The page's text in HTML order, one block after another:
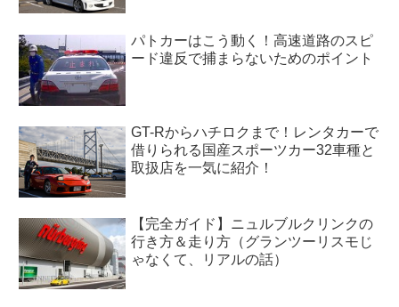
パトカーはこう動く！高速道路のスピ
ード違反で捕まらないためのポイント
GT-Rからハチロクまで！レンタカーで
借りられる国産スポーツカー32車種と
取扱店を一気に紹介！
【完全ガイド】ニュルブルクリンクの
行き方＆走り方（グランツーリスモじ
ゃなくて、リアルの話）